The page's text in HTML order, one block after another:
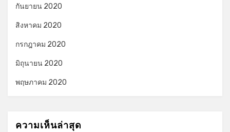
กันยายน 2020
สิงหาคม 2020
กรกฎาคม 2020
มิถุนายน 2020
พฤษภาคม 2020
ความเห็นล่าสุด